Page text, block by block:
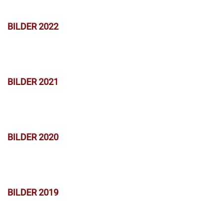
BILDER 2022
BILDER 2021
BILDER 2020
BILDER 2019